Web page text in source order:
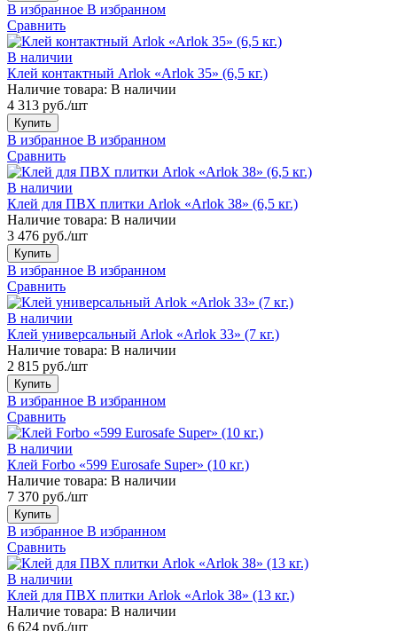
В избранное В избранном
Сравнить
В наличии
Клей контактный Arlok «Arlok 35» (6,5 кг.)
Наличие товара: В наличии
4 313 руб./шт
Купить
В избранное В избранном
Сравнить
В наличии
Клей для ПВХ плитки Arlok «Arlok 38» (6,5 кг.)
Наличие товара: В наличии
3 476 руб./шт
Купить
В избранное В избранном
Сравнить
В наличии
Клей универсальный Arlok «Arlok 33» (7 кг.)
Наличие товара: В наличии
2 815 руб./шт
Купить
В избранное В избранном
Сравнить
В наличии
Клей Forbo «599 Eurosafe Super» (10 кг.)
Наличие товара: В наличии
7 370 руб./шт
Купить
В избранное В избранном
Сравнить
В наличии
Клей для ПВХ плитки Arlok «Arlok 38» (13 кг.)
Наличие товара: В наличии
6 624 руб./шт